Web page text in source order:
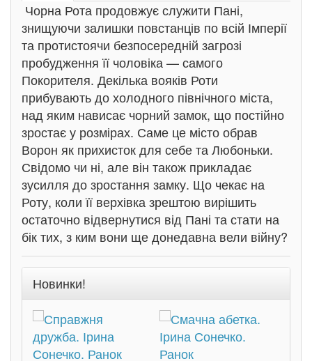
Чорна Рота продовжує служити Пані,
знищуючи залишки повстанців по всій Імперії
та протистоячи безпосередній загрозі
пробудження її чоловіка — самого
Покорителя. Декілька вояків Роти
прибувають до холодного північного міста,
над яким нависає чорний замок, що постійно
зростає у розмірах. Саме це місто обрав
Ворон як прихисток для себе та Любоньки.
Свідомо чи ні, але він також прикладає
зусилля до зростання замку. Що чекає на
Роту, коли її верхівка зрештою вирішить
остаточно відвернутися від Пані та стати на
бік тих, з ким вони ще донедавна вели війну?
Новинки!